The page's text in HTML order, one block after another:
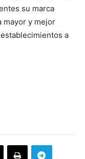
su marca
mayor y mejor
a